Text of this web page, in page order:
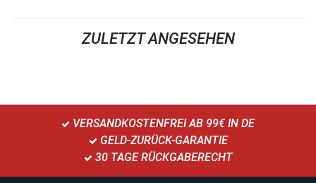
ZULETZT ANGESEHEN
VERSANDKOSTENFREI AB 99€ IN DE
GELD-ZURÜCK-GARANTIE
30 TAGE RÜCKGABERECHT